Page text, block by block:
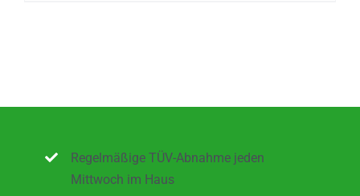
Regelmäßige TÜV-Abnahme jeden
Mittwoch im Haus